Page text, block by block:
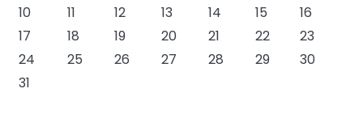
10
11 12 13 14 15
16
17
18 19 20 21 22
23
24
25 26 27 28 29
30
31